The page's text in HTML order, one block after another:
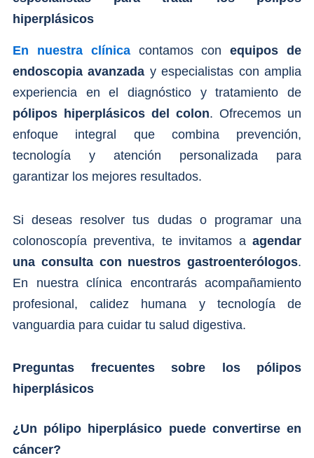
hiperplásicos
En nuestra clínicacontamos conequipos de
endoscopia avanzada y especialistas con amplia
experiencia en el diagnóstico y tratamiento de
pólipos hiperplásicos del colon. Ofrecemos un
enfoque integral que combina prevención,
tecnología y atención personalizada para
garantizar los mejores resultados.
Si deseas resolver tus dudas o programar una
colonoscopía preventiva, te invitamos a agendar
una consulta con nuestros gastroenterólogos.
En nuestra clínica encontrarás acompañamiento
profesional, calidez humana y tecnología de
vanguardia para cuidar tu salud digestiva.
Preguntas frecuentes sobre los pólipos
hiperplásicos
¿Un pólipo hiperplásico puede convertirse en
cáncer?